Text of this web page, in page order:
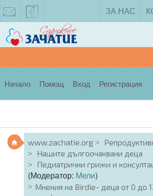
facebook
ЗА НАС
Начало Помощ Вход Регистрация
www.zachatie.org
Нашите дългоочаквани деца
Педиатрични грижи и
(Модератор: Мели)
Мнения на Birdie- деца от 0 до